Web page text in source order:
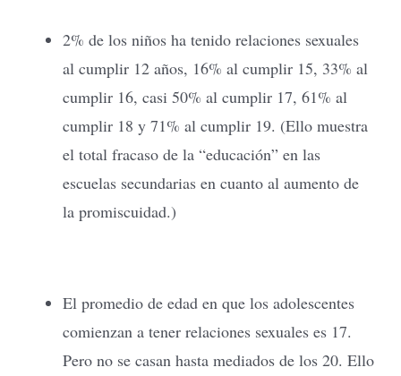
2% de los niños ha tenido relaciones sexuales
al cumplir 12 años, 16% al cumplir 15, 33% al
cumplir 16, casi 50% al cumplir 17, 61% al
cumplir 18 y 71% al cumplir 19. (Ello muestra
el total fracaso de la “educación” en las
escuelas secundarias en cuanto al aumento de
la promiscuidad.)
El promedio de edad en que los adolescentes
comienzan a tener relaciones sexuales es 17.
Pero no se casan hasta mediados de los 20. Ello